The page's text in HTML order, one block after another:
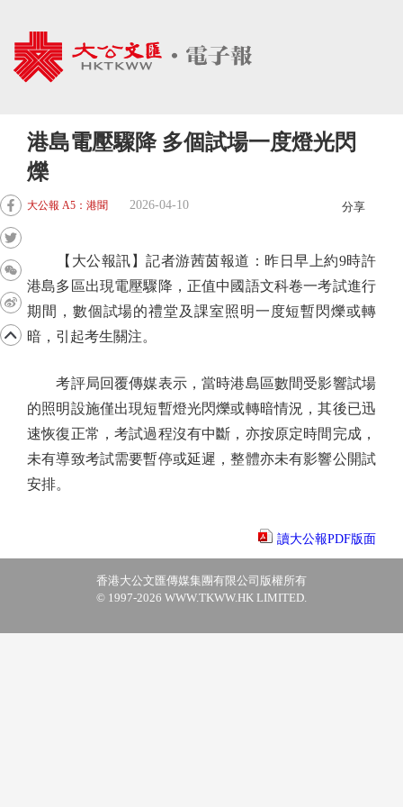
港島電壓驟降 多個試場一度燈光閃
爍
大公報 A5：港聞 2026-04-10 分享
【大公報訊】記者游茜茵報道：昨日早上約9時許
港島多區出現電壓驟降，正值中國語文科卷一考試進行
期間，數個試場的禮堂及課室照明一度短暫閃爍或轉
暗，引起考生關注。
考評局回覆傳媒表示，當時港島區數間受影響試場
的照明設施僅出現短暫燈光閃爍或轉暗情況，其後已迅
速恢復正常，考試過程沒有中斷，亦按原定時間完成，
未有導致考試需要暫停或延遲，整體亦未有影響公開試
安排。
讀大公報PDF版面
香港大公文匯傳媒集團有限公司版權所有
© 1997-2026 WWW.TKWW.HK LIMITED.